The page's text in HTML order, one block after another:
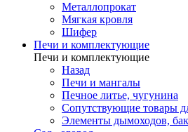
Металлопрокат
Мягкая кровля
Шифер
Печи и комплектующие
Печи и комплектующие
Назад
Печи и мангалы
Печное литье, чугунина
Сопутствующие товары
Элементы дымоходов,